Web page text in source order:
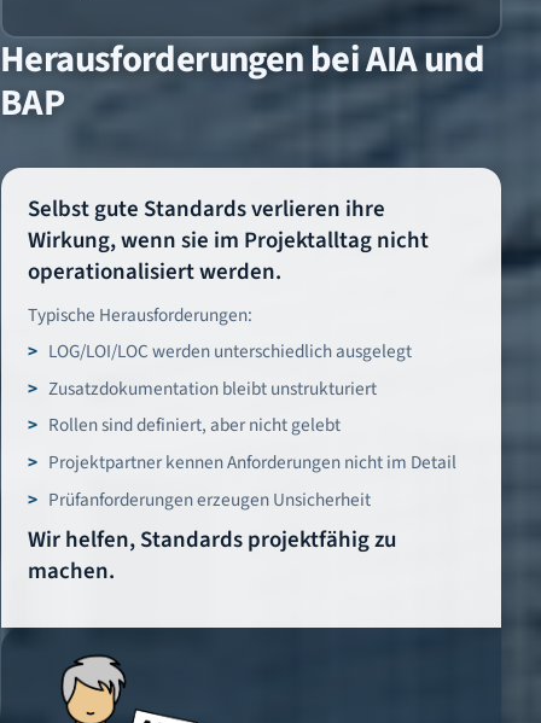
Herausforderungen bei AIA und
BAP
Selbst gute Standards verlieren ihre
Wirkung, wenn sie im Projektalltag nicht
operationalisiert werden.
Typische Herausforderungen:
LOG/LOI/LOC werden unterschiedlich ausgelegt
Zusatzdokumentation bleibt unstrukturiert
Rollen sind definiert, aber nicht gelebt
Projektpartner kennen Anforderungen nicht im Detail
Prüfanforderungen erzeugen Unsicherheit
Wir helfen, Standards projektfähig zu
machen.